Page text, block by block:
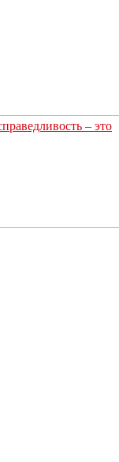
– это